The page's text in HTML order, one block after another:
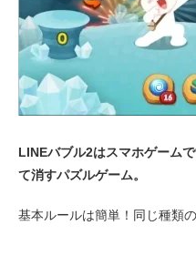
LINEバブル2はスマホゲーム
て消すパズルゲーム。
基本ルールは簡単！同じ種類